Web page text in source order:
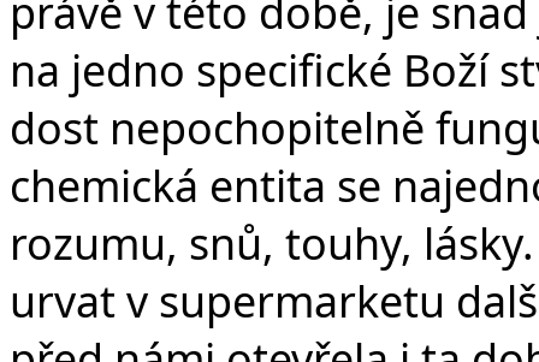
právě v této době, je
na jedno specifické Boží
dost nepochopitelně
chemická entita se
rozumu, snů, touhy,
urvat v supermarketu